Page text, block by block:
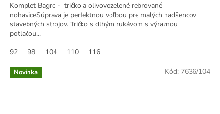
Komplet Bagre - tričko a olivovozelené rebrované
nohaviceSúprava je perfektnou voľbou pre malých nadšencov
stavebných strojov. Tričko s dlhým rukávom s výraznou
potlačou...
92
98 104 110 116
Novinka Kód: 7636/104